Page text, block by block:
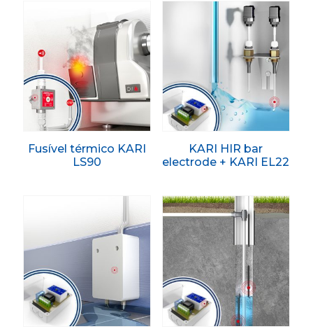
Fusível térmico KARI
LS90
KARI HIR bar
electrode + KARI EL22